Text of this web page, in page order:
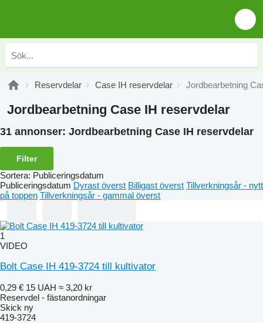
Reservdelar Case IH reservdelar Jordbearbetning
Jordbearbetning Case IH reservdelar
31 annonser: Jordbearbetning Case IH reservdelar
Filter
Sortera: Publiceringsdatum
Publiceringsdatum Dyrast överst Billigast överst Tillverkningsår - nytt
på toppen Tillverkningsår - gammal överst
1
VIDEO
Bolt Case IH 419-3724 till kultivator
0,29 € 15 UAH ≈ 3,20 kr
Reservdel - fästanordningar
Skick ny
419-3724